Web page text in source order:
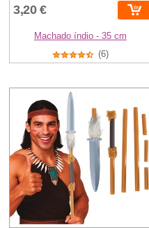
3,20 €
Machado índio - 35 cm
(6)